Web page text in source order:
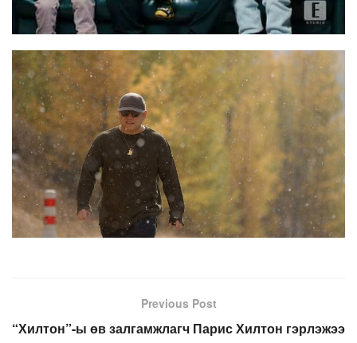
Previous Post
“Хилтон”-ы өв залгамжлагч Парис Хилтон гэрлэжээ